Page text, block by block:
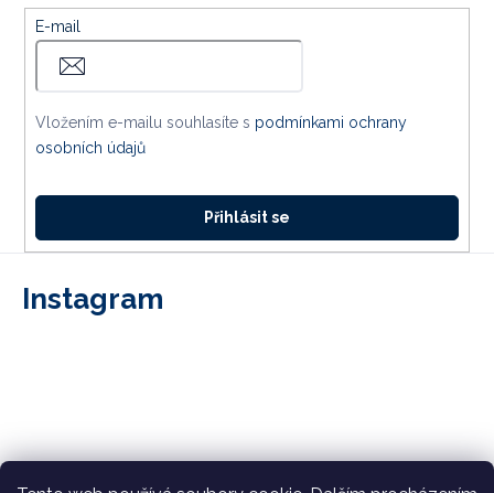
E-mail
Vložením e-mailu souhlasíte s podmínkami ochrany
osobních údajů
Přihlásit se
Instagram